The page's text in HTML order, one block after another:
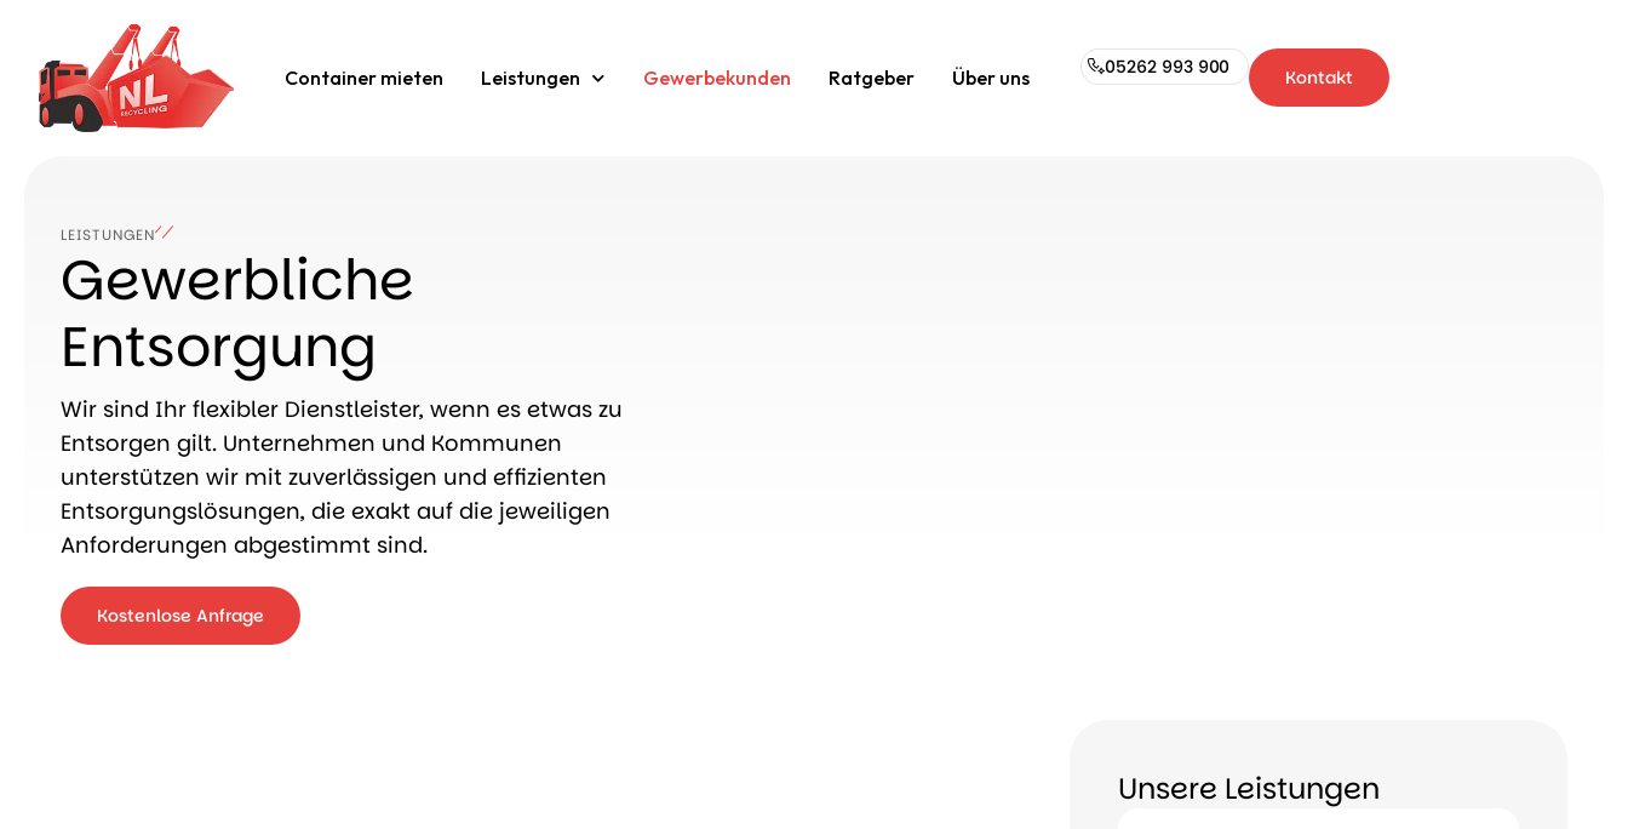
Container mieten Leistungen Gewerbekunden Ratgeber Über uns 05262 993 900 Kontakt
LEISTUNGEN
Gewerbliche
Entsorgung
Wir sind Ihr flexibler Dienstleister, wenn es etwas zu
Entsorgen gilt. Unternehmen und Kommunen
unterstützen wir mit zuverlässigen und effizienten
Entsorgungslösungen, die exakt auf die jeweiligen
Anforderungen abgestimmt sind.
Kostenlose Anfrage
Unsere Leistungen